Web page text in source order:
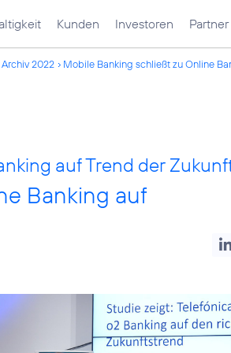
Kunden Investoren Partner
Archiv 2022 Mobile Banking schließt zu Online
auf Trend der
Banking auf